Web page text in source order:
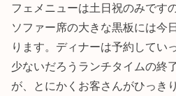
フェメニューは土日祝のみです
ソファー席の大きな黒板には今
ります。ディナーは予約してい
少ないだろうランチタイムの終
が、とにかくお客さんがひっき